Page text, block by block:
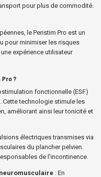
pour plus de commodité.
le Peristim Pro est un
pour minimiser les risques
expérience utilisateur
Pro ?
fonctionnelle (ESF)
technologie stimule les
améliorant ainsi leur tonicité et
électriques transmises via
du plancher pelvien.
de l'incontinence.
: En